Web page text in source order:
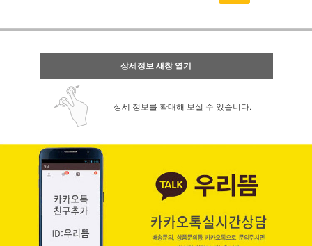
상세정보 새창 열기
상세 정보를 확대해 보실 수 있습니다.